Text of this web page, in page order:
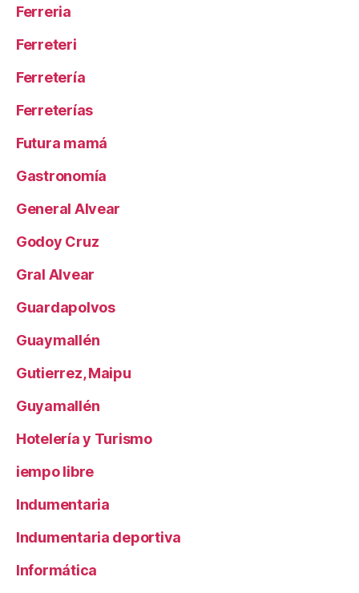
Ferreria
Ferreteri
Ferretería
Ferreterías
Futura mamá
Gastronomía
General Alvear
Godoy Cruz
Gral Alvear
Guardapolvos
Guaymallén
Gutierrez, Maipu
Guyamallén
Hotelería y Turismo
iempo libre
Indumentaria
Indumentaria deportiva
Informática